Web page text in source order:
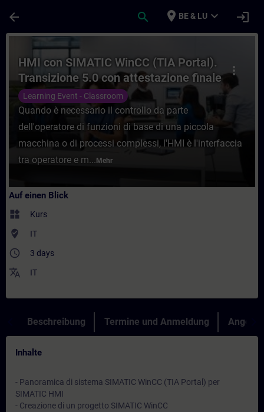
arrow_back search place BE & LU expand_more login
Kurs - HMI con SIMATIC WinCC (TIA
more_vert
HMI con SIMATIC WinCC (TIA Portal).
Transizione 5.0 con attestazione finale
superamento esame.
Learning Event - Classroom
Quando è necessario il controllo da parte
dell'operatore di funzioni di base di una piccola
macchina o di processi complessi, l'HMI è l'interfaccia
tra operatore e m... Mehr
Auf einen Blick
widgets Kurs
where_to_vote IT
access_time 3 days
translate IT
Beschreibung Termine und Anmeldung Angebot
Inhalte
- Panoramica di sistema SIMATIC WinCC (TIA Portal) per
SIMATIC HMI
- Creazione di un progetto SIMATIC WinCC